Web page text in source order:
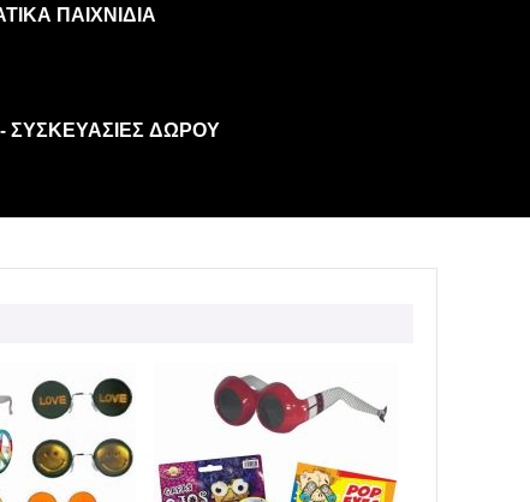
ΠΑΙΧΝΊΔΙΑ
ΣΥΣΚΕΥΑΣΊΕΣ ΔΏΡΟΥ